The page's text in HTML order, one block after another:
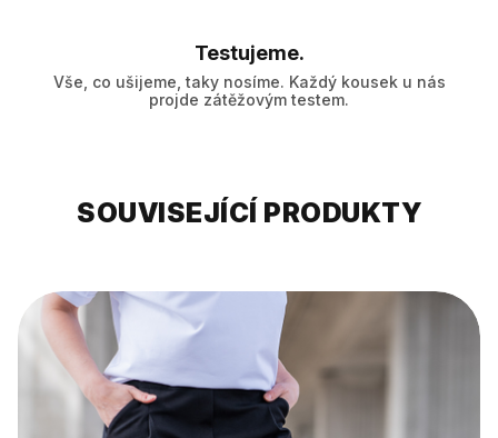
Testujeme.
Vše, co ušijeme, taky nosíme. Každý kousek u nás
projde zátěžovým testem.
SOUVISEJÍCÍ PRODUKTY